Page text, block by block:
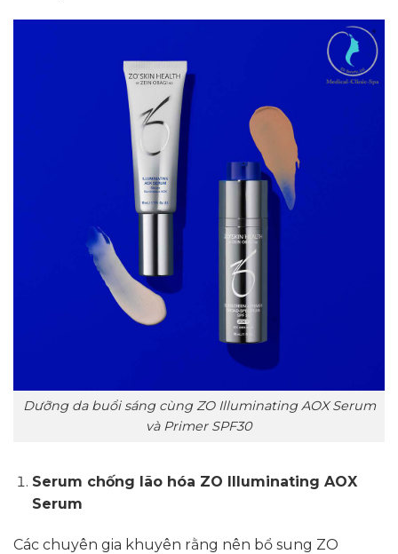
Dưỡng da buổi sáng cùng ZO Illuminating AOX Serum
và Primer SPF30
Serum chống lão hóa ZO Illuminating AOX
Serum
Các chuyên gia khuyên rằng nên bổ sung ZO